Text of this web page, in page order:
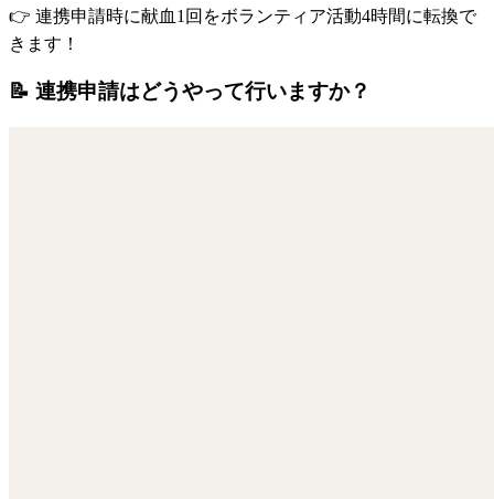
👉 連携申請時に献血1回をボランティア活動4時間に転換で
きます！
📝 連携申請はどうやって行いますか？